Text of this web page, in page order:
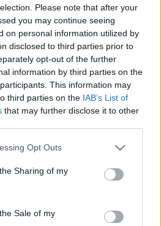
Please note that after your
you may continue seeing
on personal information utilized by
disclosed to third parties prior to
opt-out of the further
information by third parties on the
This information may
third parties on the IAB’s List of
that may further disclose it to other
app uses one or more Google
usage behaviour. You may click to
and its third-party tags to
purposes in below Google
Opt Outs
Sharing of my
Sale of my
Oláh Tibor / MTI)
született 1949. április 9-
Nemzeti Színházban indult,
Szigligeti Színházban és a
, aVasárnapi szülő
gyakran találkozhattunk a